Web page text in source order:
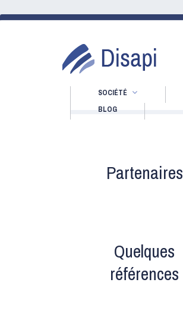
SOCIÉTÉ
BLOG
Partenaires
Quelques
références